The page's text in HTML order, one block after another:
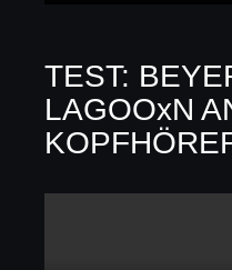
TEST:
LAGOOxN